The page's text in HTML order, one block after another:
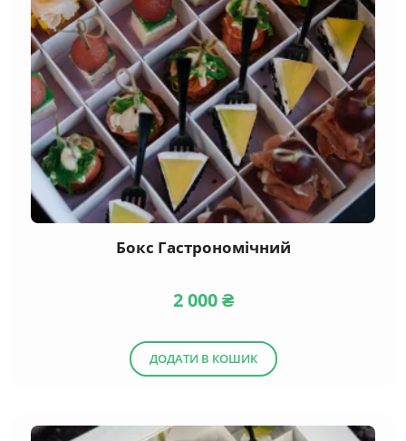
Бокс Гастрономічний
2 000₴
ДОДАТИ В КОШИК